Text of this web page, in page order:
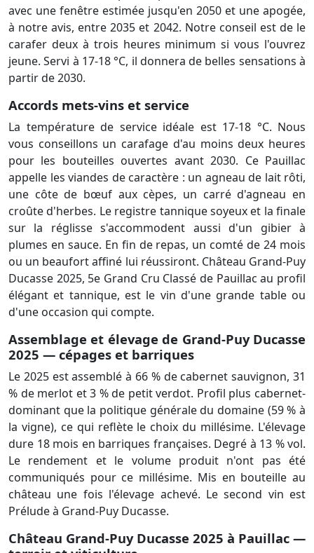
avec une fenêtre estimée jusqu'en 2050 et une apogée,
à notre avis, entre 2035 et 2042. Notre conseil est de le
carafer deux à trois heures minimum si vous l'ouvrez
jeune. Servi à 17-18 °C, il donnera de belles sensations à
partir de 2030.
Accords mets-vins et service
La température de service idéale est 17-18 °C. Nous
vous conseillons un carafage d'au moins deux heures
pour les bouteilles ouvertes avant 2030. Ce Pauillac
appelle les viandes de caractère : un agneau de lait rôti,
une côte de bœuf aux cèpes, un carré d'agneau en
croûte d'herbes. Le registre tannique soyeux et la finale
sur la réglisse s'accommodent aussi d'un gibier à
plumes en sauce. En fin de repas, un comté de 24 mois
ou un beaufort affiné lui réussiront. Château Grand-Puy
Ducasse 2025, 5e Grand Cru Classé de Pauillac au profil
élégant et tannique, est le vin d'une grande table ou
d'une occasion qui compte.
Assemblage et élevage de Grand-Puy Ducasse
2025 — cépages et barriques
Le 2025 est assemblé à 66 % de cabernet sauvignon, 31
% de merlot et 3 % de petit verdot. Profil plus cabernet-
dominant que la politique générale du domaine (59 % à
la vigne), ce qui reflète le choix du millésime. L'élevage
dure 18 mois en barriques françaises. Degré à 13 % vol.
Le rendement et le volume produit n'ont pas été
communiqués pour ce millésime. Mis en bouteille au
château une fois l'élevage achevé. Le second vin est
Prélude à Grand-Puy Ducasse.
Château Grand-Puy Ducasse 2025 à Pauillac —